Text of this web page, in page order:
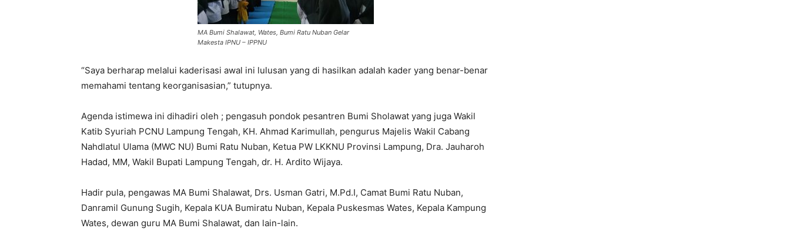
MA Bumi Shalawat, Wates, Bumi Ratu Nuban Gelar
Makesta IPNU – IPPNU
“Saya berharap melalui kaderisasi awal ini lulusan yang di hasilkan adalah kader yang benar-benar
memahami tentang keorganisasian,” tutupnya.
Agenda istimewa ini dihadiri oleh ; pengasuh pondok pesantren Bumi Sholawat yang juga Wakil
Katib Syuriah PCNU Lampung Tengah, KH. Ahmad Karimullah, pengurus Majelis Wakil Cabang
Nahdlatul Ulama (MWC NU) Bumi Ratu Nuban, Ketua PW LKKNU Provinsi Lampung, Dra. Jauharoh
Hadad, MM, Wakil Bupati Lampung Tengah, dr. H. Ardito Wijaya.
Hadir pula, pengawas MA Bumi Shalawat, Drs. Usman Gatri, M.Pd.I, Camat Bumi Ratu Nuban,
Danramil Gunung Sugih, Kepala KUA Bumiratu Nuban, Kepala Puskesmas Wates, Kepala Kampung
Wates, dewan guru MA Bumi Shalawat, dan lain-lain.